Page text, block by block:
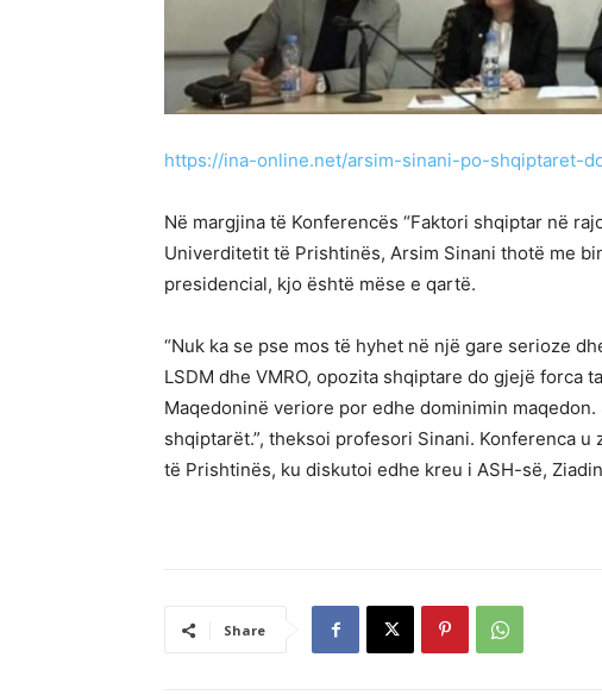
https://ina-online.net/arsim-sinani-po-shqiptaret-
Në margjina të Konferencës “Faktori shqiptar në
Univerditetit të Prishtinës, Arsim Sinani thotë me
presidencial, kjo është mëse e qartë.
“Nuk ka se pse mos të hyhet në një gare serioze
LSDM dhe VMRO, opozita shqiptare do gjejë forca
Maqedoninë veriore por edhe dominimin
shqiptarët.”, theksoi profesori Sinani. Konferenca
të Prishtinës, ku diskutoi edhe kreu i ASH-së,
Share